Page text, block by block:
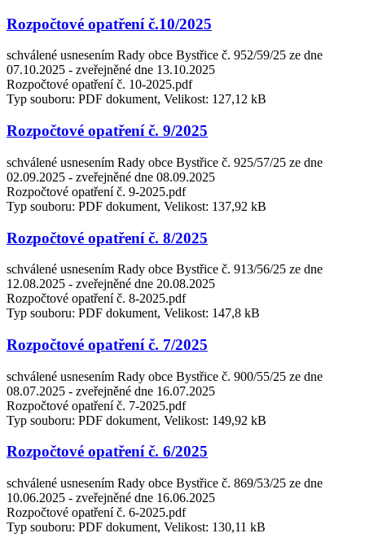
Rozpočtové opatření č.10/2025
schválené usnesením Rady obce Bystřice č. 952/59/25 ze dne
07.10.2025 - zveřejněné dne 13.10.2025
Rozpočtové opatření č. 10-2025.pdf
Typ souboru: PDF dokument, Velikost: 127,12 kB
Rozpočtové opatření č. 9/2025
schválené usnesením Rady obce Bystřice č. 925/57/25 ze dne
02.09.2025 - zveřejněné dne 08.09.2025
Rozpočtové opatření č. 9-2025.pdf
Typ souboru: PDF dokument, Velikost: 137,92 kB
Rozpočtové opatření č. 8/2025
schválené usnesením Rady obce Bystřice č. 913/56/25 ze dne
12.08.2025 - zveřejněné dne 20.08.2025
Rozpočtové opatření č. 8-2025.pdf
Typ souboru: PDF dokument, Velikost: 147,8 kB
Rozpočtové opatření č. 7/2025
schválené usnesením Rady obce Bystřice č. 900/55/25 ze dne
08.07.2025 - zveřejněné dne 16.07.2025
Rozpočtové opatření č. 7-2025.pdf
Typ souboru: PDF dokument, Velikost: 149,92 kB
Rozpočtové opatření č. 6/2025
schválené usnesením Rady obce Bystřice č. 869/53/25 ze dne
10.06.2025 - zveřejněné dne 16.06.2025
Rozpočtové opatření č. 6-2025.pdf
Typ souboru: PDF dokument, Velikost: 130,11 kB